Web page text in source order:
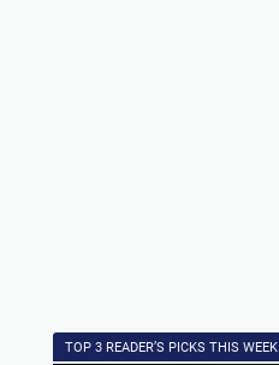
TOP 3 READER’S PICKS THIS WEEK